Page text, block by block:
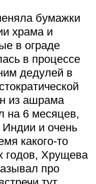
бумажки
храма и
в ограде
в процессе
дедулей в
из ашрама
на 6 месяцев,
Индии и очень
какого-то
годов, Хрущева
про